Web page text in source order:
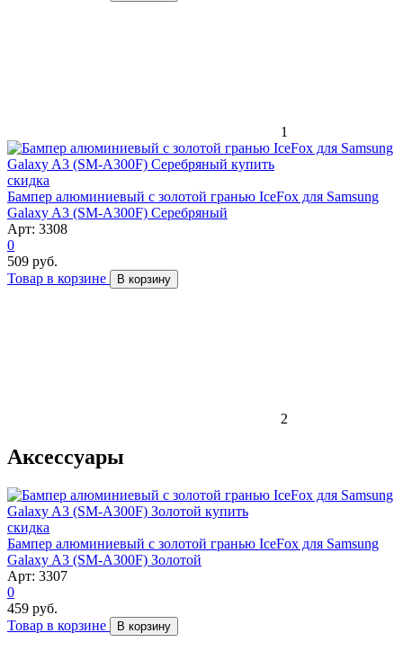
1
скидка
Бампер алюминиевый с золотой гранью IceFox для Samsung
Galaxy A3 (SM-A300F) Серебряный
Арт: 3308
0
509 руб.
Товар в корзине
В корзину
2
Аксессуары
скидка
Бампер алюминиевый с золотой гранью IceFox для Samsung
Galaxy A3 (SM-A300F) Золотой
Арт: 3307
0
459 руб.
Товар в корзине
В корзину